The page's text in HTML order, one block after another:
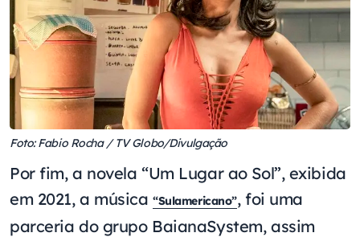
Foto: Fabio Rocha / TV Globo/Divulgação
Por fim, a novela “Um Lugar ao Sol”, exibida
em 2021, a música“Sulamericano”, foi uma
parceria do grupo BaianaSystem, assim